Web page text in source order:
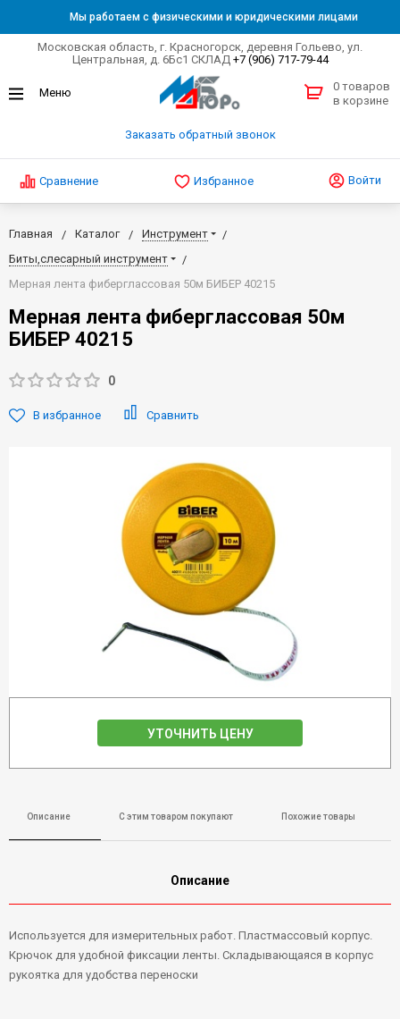
Мы работаем с физическими и юридическими лицами
Московская область, г. Красногорск, деревня Гольево, ул.
Центральная, д. 6Бс1 СКЛАД +7 (906) 717-79-44
Заказать обратный звонок
0 товаров
в корзине
Сравнение Избранное Войти
Главная Каталог
Инструмент
Биты,слесарный инструмент
Мерная лента фиберглассовая 50м БИБЕР 40215
Мерная лента фиберглассовая 50м
БИБЕР 40215
0
В избранное Сравнить
УТОЧНИТЬ ЦЕНУ
Описание С этим товаром покупают Похожие товары
Описание
Используется для измерительных работ. Пластмассовый корпус.
Крючок для удобной фиксации ленты. Складывающаяся в корпус
рукоятка для удобства переноски